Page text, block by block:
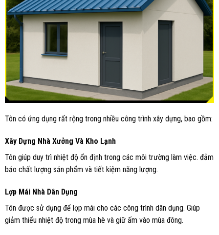
Tôn có ứng dụng rất rộng trong nhiều công trình xây dựng, bao gồm:
Xây Dựng Nhà Xưởng Và Kho Lạnh
Tôn giúp duy trì nhiệt độ ổn định trong các môi trường làm việc. đảm
bảo chất lượng sản phẩm và tiết kiệm năng lượng.
Lợp Mái Nhà Dân Dụng
Tôn được sử dụng để lợp mái cho các công trình dân dụng. Giúp
giảm thiểu nhiệt độ trong mùa hè và giữ ấm vào mùa đông.